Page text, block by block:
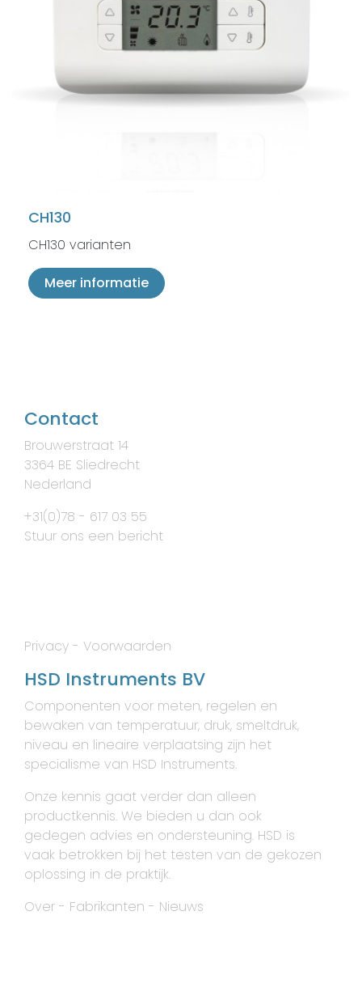
CH130
CH130 varianten
Meer informatie
Contact
Brouwerstraat 14
3364 BE Sliedrecht
Nederland
+31(0)78 - 617 03 55
Stuur ons een bericht
Privacy - Voorwaarden
HSD Instruments BV
Componenten voor meten, regelen en
bewaken van temperatuur, druk, smeltdruk,
niveau en lineaire verplaatsing zijn het
specialisme van HSD Instruments.
Onze kennis gaat verder dan alleen
productkennis. We bieden u dan ook
gedegen advies en ondersteuning. HSD is
vaak betrokken bij het testen van de gekozen
oplossing in de praktijk.
Over - Fabrikanten - Nieuws